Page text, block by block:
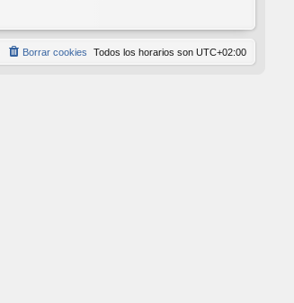
Todos los horarios son UTC+02:00
Borrar cookies